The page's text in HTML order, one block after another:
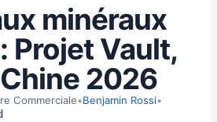
minéraux
Projet Vault,
2026
Commerciale•Benjamin Rossi•